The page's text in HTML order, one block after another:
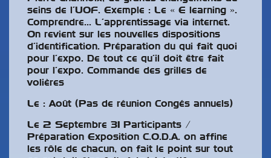
seins de l’UOF. Exemple : Le « E learning ».
Comprendre… L’apprentissage via internet.
On revient sur les nouvelles dispositions
d’identification. Préparation du qui fait quoi
pour l’expo. De tout ce qu’il doit être fait
pour l’expo. Commande des grilles de
volières
Le : Août (Pas de réunion Congés annuels)
Le 2 Septembre 31 Participants /
Préparation Exposition C.O.D.A. on affine
les rôle de chacun, on fait le point sur tout